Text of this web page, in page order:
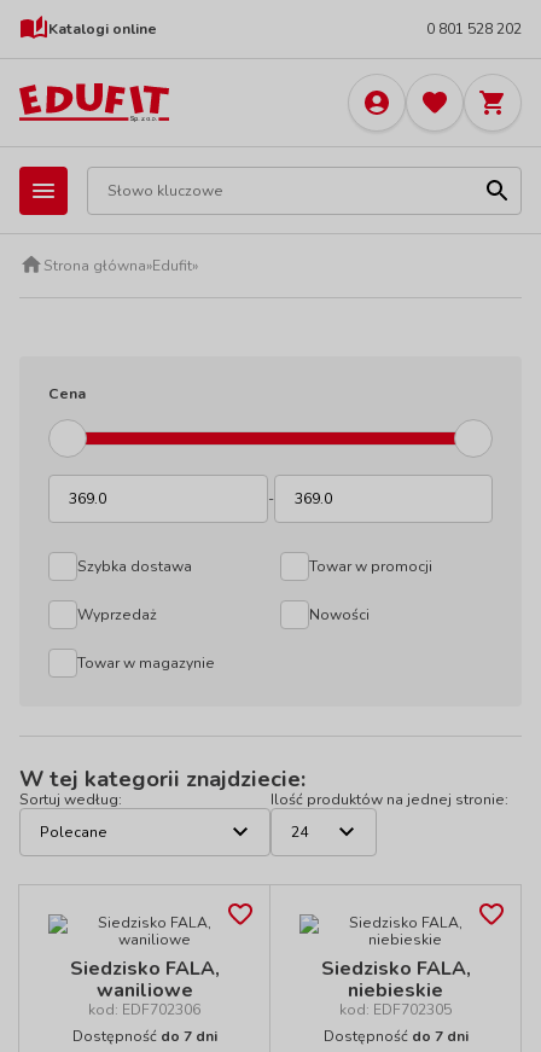
Katalogi online 0 801 528 202
Strona główna»Edufit»
Cena
-
Szybka dostawa Towar w promocji
Wyprzedaż Nowości
Towar w magazynie
W tej kategorii znajdziecie:
Sortuj według: Ilość produktów na jednej stronie:
Siedzisko FALA,
waniliowe
kod: EDF702306
Dostępność do 7 dni
Siedzisko FALA,
niebieskie
kod: EDF702305
Dostępność do 7 dni